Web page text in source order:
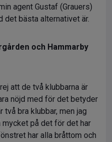
agent Gustaf (Grauers)
bästa alternativet är.
och Hammarby
att de två klubbarna är
nöjd med för det betyder
två bra klubbar, men jag
på det för det har
har alla bråttom och